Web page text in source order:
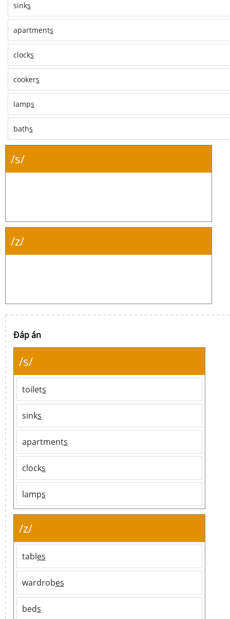
sinks
apartments
clocks
cookers
lamps
baths
/s/
/z/
Đáp án
/s/
toilets
sinks
apartments
clocks
lamps
/z/
tables
wardrobes
beds